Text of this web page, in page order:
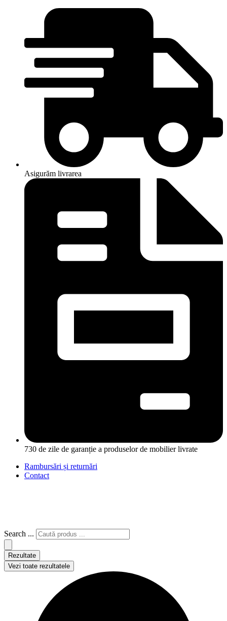
Asigurăm livrarea
730 de zile de garanție a produselor de mobilier livrate
Rambursări și returnări
Contact
Search ...
Rezultate
Vezi toate rezultatele